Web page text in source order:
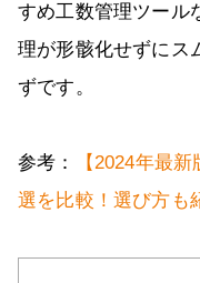
すめ工数管理ツール
理が形骸化せずにス
ずです。
参考：
【2024年最
選を比較！選び方も